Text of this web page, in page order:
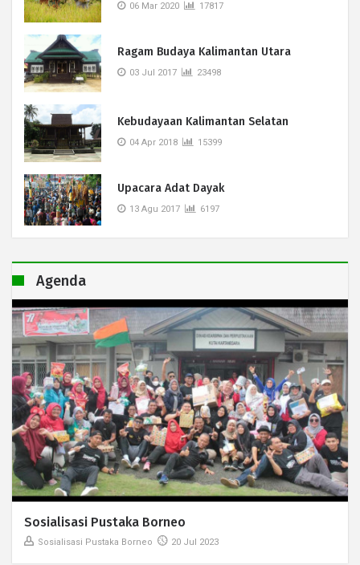
06 Mar 2020 17817
Ragam Budaya Kalimantan Utara
03 Jul 2017 23498
Kebudayaan Kalimantan Selatan
04 Apr 2018 15399
Upacara Adat Dayak
13 Agu 2017 6197
Agenda
Sosialisasi Pustaka Borneo
Sosialisasi Pustaka Borneo 20 Jul 2023